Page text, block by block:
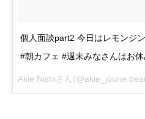
個人面談part2 今日はレモンジ
#朝カフェ #週末みなさんはお
Akie Nishiさん